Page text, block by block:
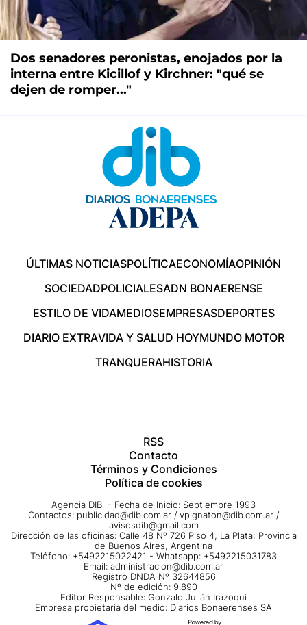
Dos senadores peronistas, enojados por la
interna entre Kicillof y Kirchner: "qué se
dejen de romper..."
ÚLTIMAS NOTICIASPOLÍTICAECONOMÍAOPINIÓN
SOCIEDADPOLICIALESADN BONAERENSE
ESTILO DE VIDAMEDIOSEMPRESASDEPORTES
DIARIO EXTRAVIDA Y SALUD HOYMUNDO MOTOR
TRANQUERAHISTORIA
RSS
Contacto
Términos y Condiciones
Política de cookies
Agencia DIB - Fecha de Inicio: Septiembre 1993
Contactos: publicidad@dib.com.ar / vpignaton@dib.com.ar /
avisosdib@gmail.com
Dirección de las oficinas: Calle 48 Nº 726 Piso 4, La Plata; Provincia
de Buenos Aires, Argentina
Teléfono: +5492215022421 - Whatsapp: +5492215031783
Email: administracion@dib.com.ar
Registro DNDA Nº 32644856
Nº de edición: 9.890
Editor Responsable: Gonzalo Julián Irazoqui
Empresa propietaria del medio: Diarios Bonaerenses SA